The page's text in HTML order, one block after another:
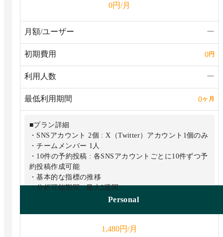
0円/月
月額/ユーザー ー
初期費用 0円
利用人数 ー
最低利用期間 0ヶ月
■プラン詳細
・SNSアカウント 2個 : X（Twitter）アカウント1個のみ
・チームメンバー 1人
・10件の予約投稿 : 各SNSアカウントごとに10件ずつ予
約投稿作成可能
・基本的な指標の推移
・分析可能期間 : 最大2週間
・ライティングアシストAI（文章チェック・投稿文生
フォローの1日の上限：25回 / 日
Personal
1,480円/月